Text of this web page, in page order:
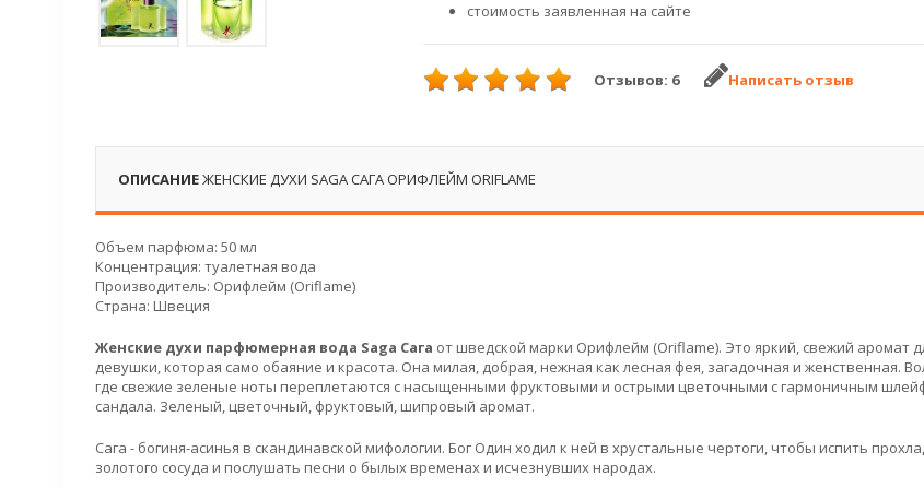
стоимость заявленная на сайте
Отзывов: 6 Написать отзыв
ОПИСАНИЕЖЕНСКИЕ ДУХИ SAGA САГА ОРИФЛЕЙМ ORIFLAME
Объем парфюма: 50 мл
Концентрация: туалетная вода
Производитель: Орифлейм (Oriflame)
Страна: Швеция
Женские духи парфюмерная вода Saga Сага от шведской марки Орифлейм (Oriflame). Это яркий, свежий аромат
девушки, которая само обаяние и красота. Она милая, добрая, нежная как лесная фея, загадочная и женственная.
где свежие зеленые ноты переплетаются с насыщенными фруктовыми и острыми цветочными с гармоничным
сандала. Зеленый, цветочный, фруктовый, шипровый аромат.
Сага - богиня-асинья в скандинавской мифологии. Бог Один ходил к ней в хрустальные чертоги, чтобы испить
золотого сосуда и послушать песни о былых временах и исчезнувших народах.